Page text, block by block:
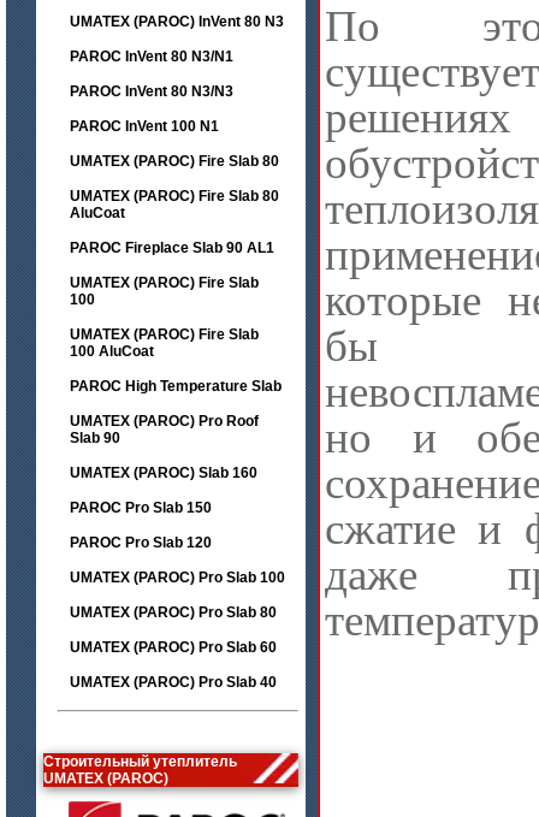
UMATEX (PAROC) InVent 80 N3
PAROC InVent 80 N3/N1
PAROC InVent 80 N3/N3
PAROC InVent 100 N1
UMATEX (PAROC) Fire Slab 80
UMATEX (PAROC) Fire Slab 80
AluCoat
PAROC Fireplace Slab 90 AL1
UMATEX (PAROC) Fire Slab
100
UMATEX (PAROC) Fire Slab
100 AluCoat
PAROC High Temperature Slab
UMATEX (PAROC) Pro Roof
Slab 90
UMATEX (PAROC) Slab 160
PAROC Pro Slab 150
PAROC Pro Slab 120
UMATEX (PAROC) Pro Slab 100
UMATEX (PAROC) Pro Slab 80
UMATEX (PAROC) Pro Slab 60
UMATEX (PAROC) Pro Slab 40
Строительный утеплитель
UMATEX (PAROC)
По
которые
бы
но и
сжатие и
даже